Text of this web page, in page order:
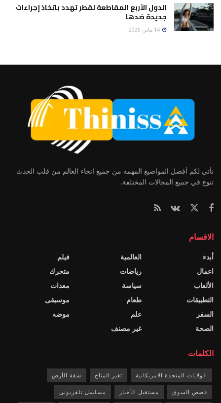
الدول الأربع المقاطعة لقطر تهدد باتخاذ إجراءات
جديدة ضدها
نأتي لكم أفضل المواضيع المهمه من جميع انحاء العالم من قلب الحدث
تنوع في جميع المجالات المختلفة.
الاقسام
أبدء
اعمال
الألعاب
التطبيقات
السفر
الصحة
العالمية
رياضات
سياسة
طعام
علم
غير مصنف
فيلم
متحرك
معدات
موسيقى
موضه
الكلمات
الولايات المتحدة الامريكانية تغير المناخ شقة الأرض
قصص السوق مستقبل الأخبار مسلسل تلفزيونى